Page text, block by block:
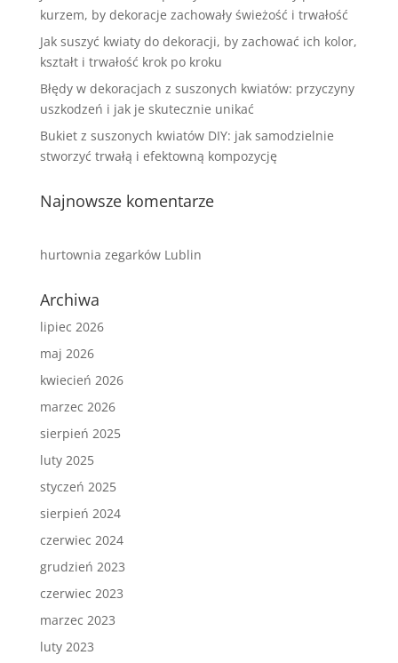
kurzem, by dekoracje zachowały świeżość i trwałość
Jak suszyć kwiaty do dekoracji, by zachować ich kolor,
kształt i trwałość krok po kroku
Błędy w dekoracjach z suszonych kwiatów: przyczyny
uszkodzeń i jak je skutecznie unikać
Bukiet z suszonych kwiatów DIY: jak samodzielnie
stworzyć trwałą i efektowną kompozycję
Najnowsze komentarze
hurtownia zegarków Lublin
Archiwa
lipiec 2026
maj 2026
kwiecień 2026
marzec 2026
sierpień 2025
luty 2025
styczeń 2025
sierpień 2024
czerwiec 2024
grudzień 2023
czerwiec 2023
marzec 2023
luty 2023